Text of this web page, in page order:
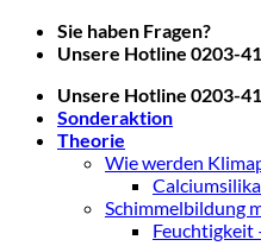
Zum
Inhalt
Sie haben Fragen?
Unsere Hotline 0203-
Unsere Hotline 0203-
Sonderaktion
Theorie
Wie werden
Schimmelbildung
Feuchtigkeit